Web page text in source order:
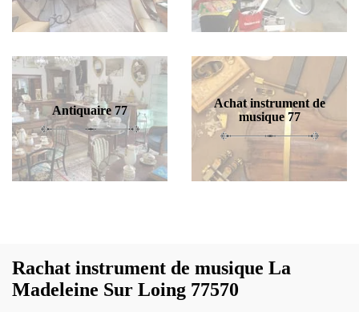
Antiquaire 77
Achat instrument de
musique 77
Rachat instrument de musique La
Madeleine Sur Loing 77570